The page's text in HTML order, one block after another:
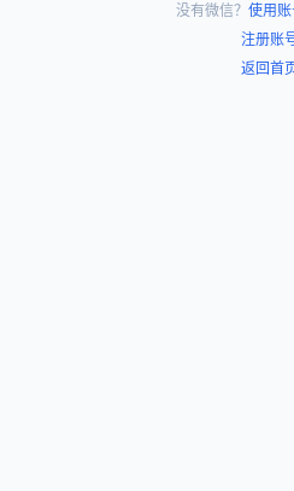
没有微信？ 使用
注册账
返回首